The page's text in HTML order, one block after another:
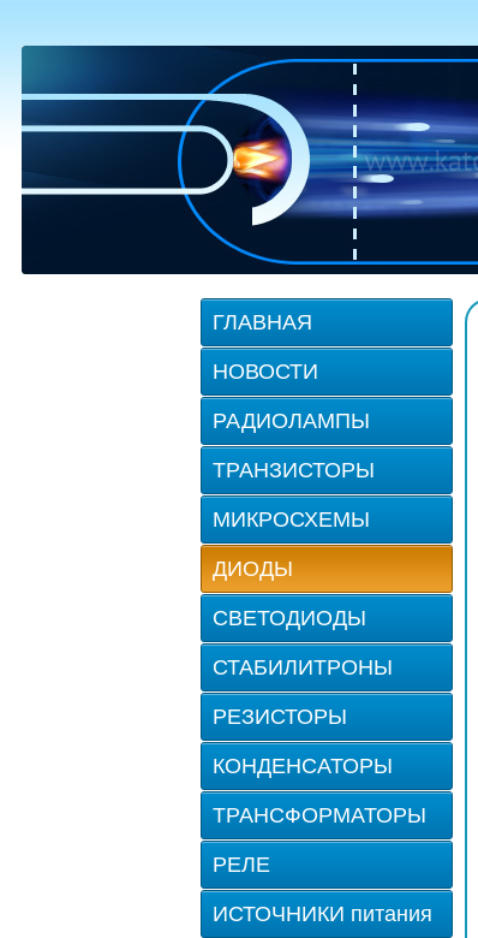
ГЛАВНАЯ
НОВОСТИ
РАДИОЛАМПЫ
ТРАНЗИСТОРЫ
МИКРОСХЕМЫ
ДИОДЫ
СВЕТОДИОДЫ
СТАБИЛИТРОНЫ
РЕЗИСТОРЫ
КОНДЕНСАТОРЫ
ТРАНСФОРМАТОРЫ
РЕЛЕ
ИСТОЧНИКИ питания